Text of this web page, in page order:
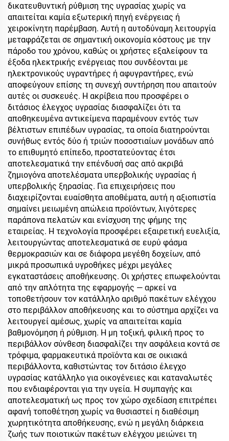
δικατευθυντική ρύθμιση της υγρασίας χωρίς να
απαιτείται καμία εξωτερική πηγή ενέργειας ή
χειροκίνητη παρέμβαση. Αυτή η αυτοδύναμη λειτουργία
μεταφράζεται σε σημαντική οικονομία κόστους με την
πάροδο του χρόνου, καθώς οι χρήστες εξαλείφουν τα
έξοδα ηλεκτρικής ενέργειας που συνδέονται με
ηλεκτρονικούς υγραντήρες ή αφυγραντήρες, ενώ
αποφεύγουν επίσης τη συνεχή συντήρηση που απαιτούν
αυτές οι συσκευές. Η ακρίβεια που προσφέρει ο
διτάσιος έλεγχος υγρασίας διασφαλίζει ότι τα
αποθηκευμένα αντικείμενα παραμένουν εντός των
βέλτιστων επιπέδων υγρασίας, τα οποία διατηρούνται
συνήθως εντός δύο ή τριών ποσοστιαίων μονάδων από
το επιθυμητό επίπεδο, προστατεύοντας έτσι
αποτελεσματικά την επένδυσή σας από ακριβά
ζημιογόνα αποτελέσματα υπερβολικής υγρασίας ή
υπερβολικής ξηρασίας. Για επιχειρήσεις που
διαχειρίζονται ευαίσθητα αποθέματα, αυτή η αξιοπιστία
σημαίνει μειωμένη απώλεια προϊόντων, λιγότερες
παράπονα πελατών και ενίσχυση της φήμης της
εταιρείας. Η τεχνολογία προσφέρει εξαιρετική ευελιξία,
λειτουργώντας αποτελεσματικά σε ευρύ φάσμα
θερμοκρασιών και σε διάφορα μεγέθη δοχείων, από
μικρά προσωπικά υγροθήκες μέχρι μεγάλες
εγκαταστάσεις αποθήκευσης. Οι χρήστες επωφελούνται
από την απλότητα της εφαρμογής — αρκεί να
τοποθετήσουν τον κατάλληλο αριθμό πακέτων ελέγχου
στο περιβάλλον αποθήκευσης και το σύστημα αρχίζει να
λειτουργεί αμέσως, χωρίς να απαιτείται καμία
βαθμονόμηση ή ρύθμιση. Η μη τοξική, φιλική προς το
περιβάλλον σύνθεση διασφαλίζει την ασφάλεια κοντά σε
τρόφιμα, φαρμακευτικά προϊόντα και σε οικιακά
περιβάλλοντα, καθιστώντας τον διτάσιο έλεγχο
υγρασίας κατάλληλο για οικογένειες και καταναλωτές
που ενδιαφέρονται για την υγεία. Η συμπαγής και
αποτελεσματική ως προς τον χώρο σχεδίαση επιτρέπει
αφανή τοποθέτηση χωρίς να θυσιαστεί η διαθέσιμη
χωρητικότητα αποθήκευσης, ενώ η μεγάλη διάρκεια
ζωής των ποιοτικών πακέτων ελέγχου μειώνει τη